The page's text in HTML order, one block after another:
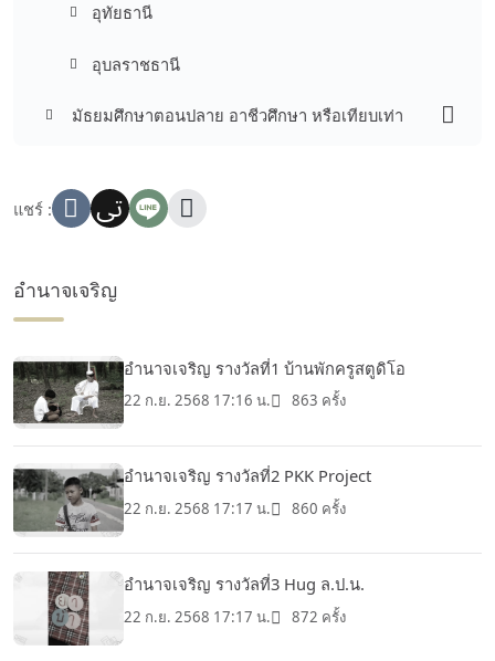
อุทัยธานี
อุบลราชธานี
มัธยมศึกษาตอนปลาย อาชีวศึกษา หรือเทียบเท่า
แชร์ :
อำนาจเจริญ
อำนาจเจริญ รางวัลที่1 บ้านพักครูสตูดิโอ
22 ก.ย. 2568 17:16 น. 863 ครั้ง
อำนาจเจริญ รางวัลที่2 PKK Project
22 ก.ย. 2568 17:17 น. 860 ครั้ง
อำนาจเจริญ รางวัลที่3 Hug ล.ป.น.
22 ก.ย. 2568 17:17 น. 872 ครั้ง